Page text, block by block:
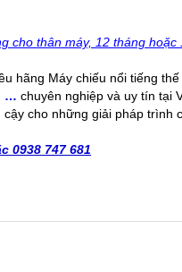
cho thân máy, 12 tháng
hãng Máy chiếu nổi tiếng
… chuyên nghiệp và uy tín tại
cho những giải pháp trình
0938 747 681